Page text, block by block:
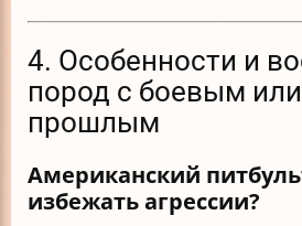
4. Особенности и
пород с боевым
прошлым
Американский
избежать агрессии?